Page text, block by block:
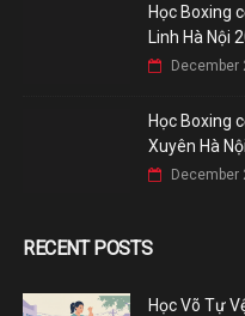
Học Boxing
Linh Hà Nội
December
Học Boxing
Xuyên Hà
December
RECENT POSTS
Học Võ Tự